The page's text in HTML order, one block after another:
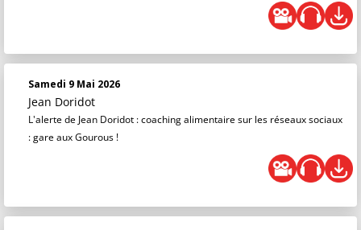
Samedi 9 Mai 2026
Jean Doridot
L'alerte de Jean Doridot : coaching alimentaire sur les réseaux sociaux
: gare aux Gourous !